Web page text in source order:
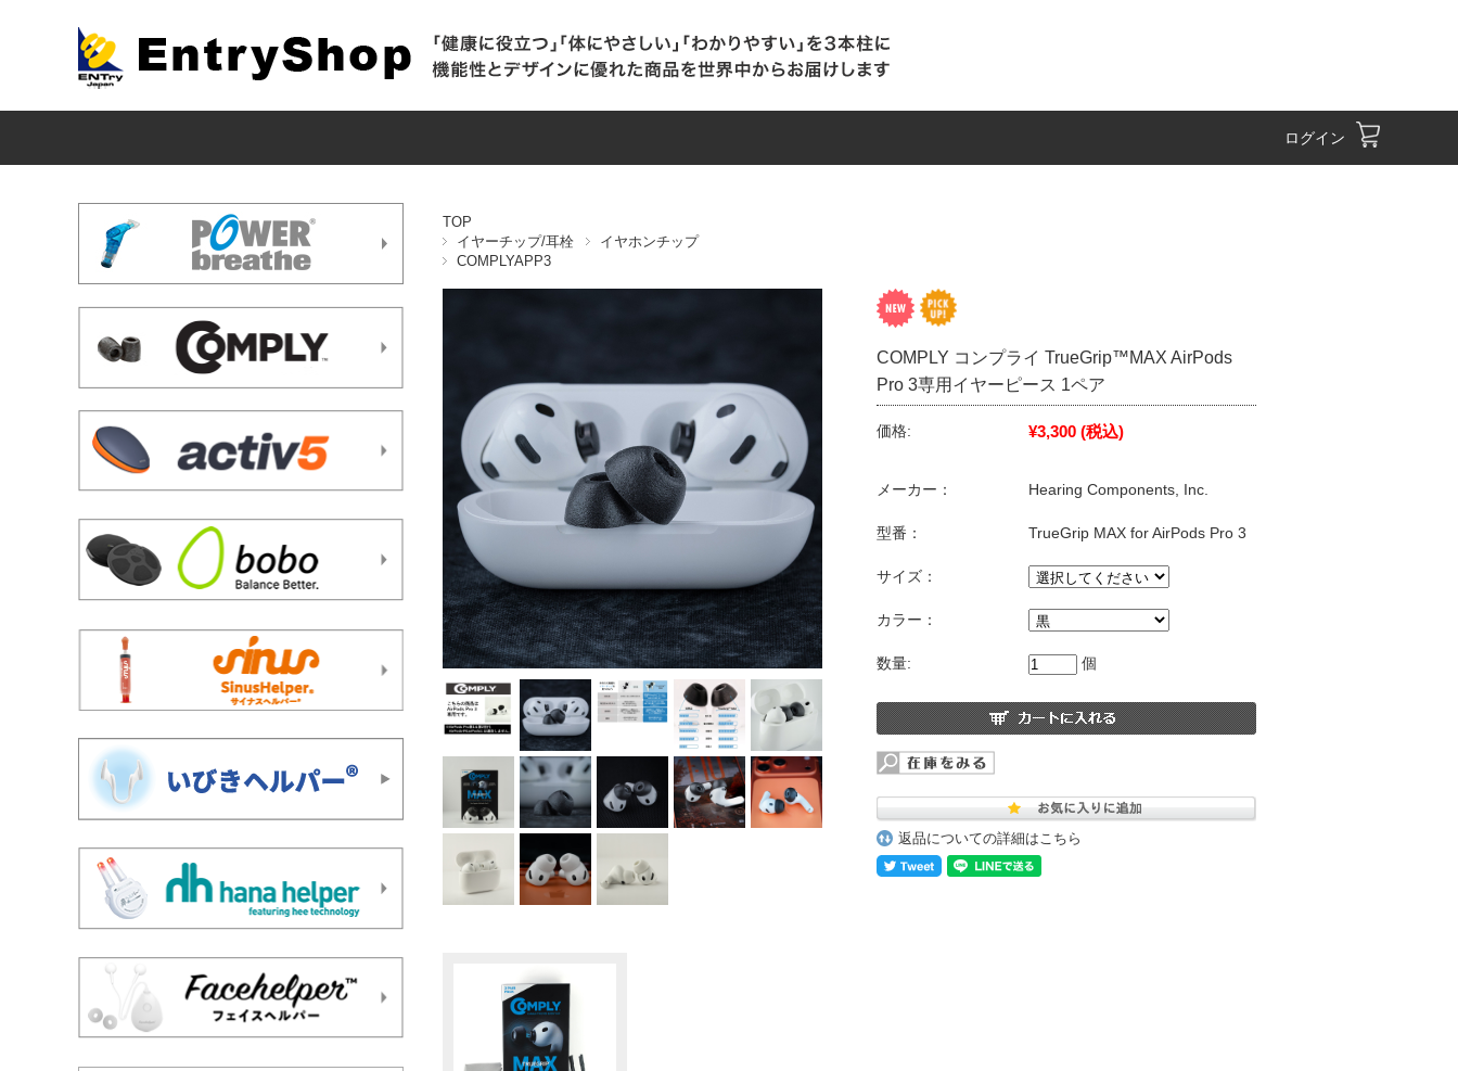
ログイン
TOP
イヤーチップ/耳栓
イヤホンチップ
COMPLYAPP3
COMPLY コンプライ TrueGrip™MAX AirPods
Pro 3専用イヤーピース 1ペア
価格: ¥3,300 (税込)
メーカー： Hearing Components, Inc.
型番： TrueGrip MAX for AirPods Pro 3
サイズ：
カラー：
数量: 個
返品についての詳細はこちら